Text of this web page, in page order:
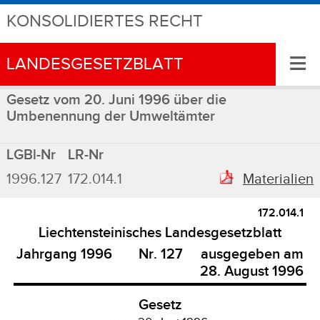
KONSOLIDIERTES RECHT
LANDESGESETZBLATT ≡
Gesetz vom 20. Juni 1996 über die
Umbenennung der Umweltämter
LGBl-Nr
LR-Nr
1996.127 172.014.1 Materialien